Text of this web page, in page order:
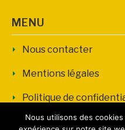
MENU
Nous contacter
Mentions légales
Politique de
Nous utilisons des